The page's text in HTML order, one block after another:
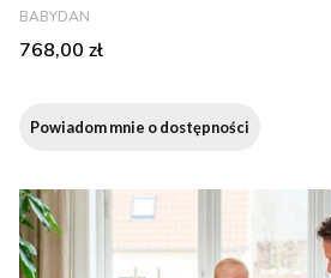
PRODUCENT
BABYDAN
Cena
768,00 zł
Powiadom mnie o dostępności